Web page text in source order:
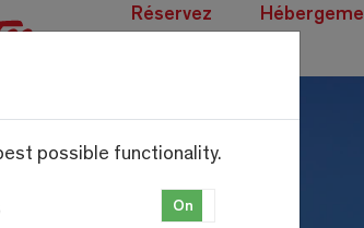
Réservez
des
possible functionality.
On